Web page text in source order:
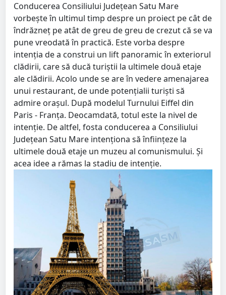
Conducerea Consiliului Județean Satu Mare
vorbește în ultimul timp despre un proiect pe cât de
îndrăzneț pe atât de greu de greu de crezut că se va
pune vreodată în practică. Este vorba despre
intenția de a construi un lift panoramic în exteriorul
clădirii, care să ducă turiștii la ultimele două etaje
ale clădirii. Acolo unde se are în vedere amenajarea
unui restaurant, de unde potențialii turiști să
admire orașul. După modelul Turnului Eiffel din
Paris - Franța. Deocamdată, totul este la nivel de
intenție. De altfel, fosta conducerea a Consiliului
Județean Satu Mare intenționa să înființeze la
ultimele două etaje un muzeu al comunismului. Și
acea idee a rămas la stadiu de intenție.